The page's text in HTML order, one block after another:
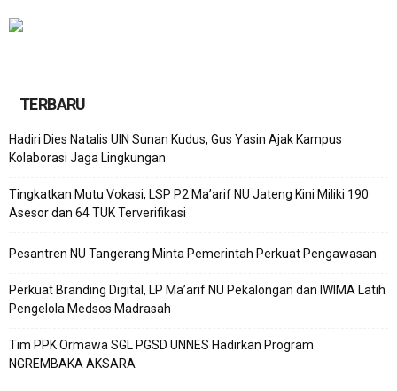
TERBARU
Hadiri Dies Natalis UIN Sunan Kudus, Gus Yasin Ajak Kampus
Kolaborasi Jaga Lingkungan
Tingkatkan Mutu Vokasi, LSP P2 Ma’arif NU Jateng Kini Miliki 190
Asesor dan 64 TUK Terverifikasi
Pesantren NU Tangerang Minta Pemerintah Perkuat Pengawasan
Perkuat Branding Digital, LP Ma’arif NU Pekalongan dan IWIMA Latih
Pengelola Medsos Madrasah
Tim PPK Ormawa SGL PGSD UNNES Hadirkan Program
NGREMBAKA AKSARA